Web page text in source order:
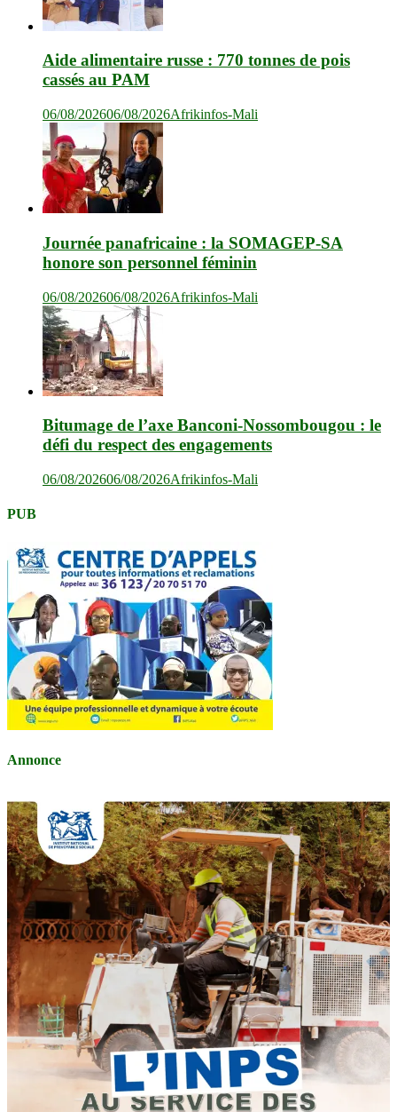
Aide alimentaire russe : 770 tonnes de pois
cassés au PAM
06/08/202606/08/2026Afrikinfos-Mali
Journée panafricaine : la SOMAGEP-SA
honore son personnel féminin
06/08/202606/08/2026Afrikinfos-Mali
Bitumage de l’axe Banconi-Nossombougou : le
défi du respect des engagements
06/08/202606/08/2026Afrikinfos-Mali
PUB
Annonce